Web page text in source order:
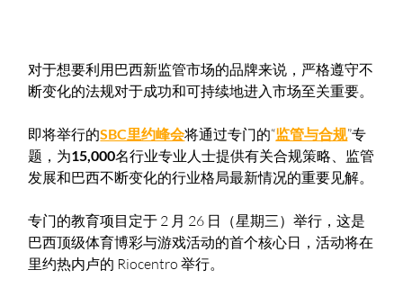
对于想要利用巴西新监管市场的品牌来说，严格遵守不
断变化的法规对于成功和可持续地进入市场至关重要。
即将举行的SBC里约峰会将通过专门的“监管与合规”专
题，为15,000名行业专业人士提供有关合规策略、监管
发展和巴西不断变化的行业格局最新情况的重要见解。
专门的教育项目定于 2 月 26 日（星期三）举行，这是
巴西顶级体育博彩与游戏活动的首个核心日，活动将在
里约热内卢的 Riocentro 举行。